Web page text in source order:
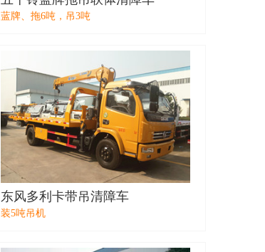
蓝牌、拖6吨，吊3吨
东风多利卡带吊清障车
装5吨吊机